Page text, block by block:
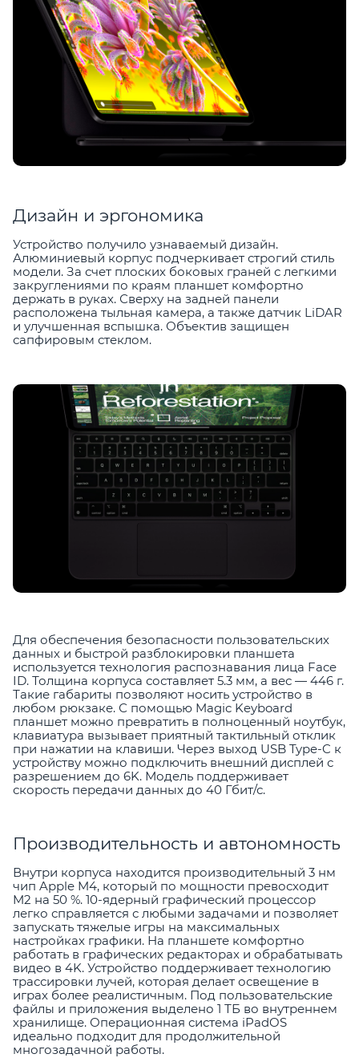
Дизайн и эргономика
Устройство получило узнаваемый дизайн.
Алюминиевый корпус подчеркивает строгий стиль
модели. За счет плоских боковых граней с легкими
закруглениями по краям планшет комфортно
держать в руках. Сверху на задней панели
расположена тыльная камера, а также датчик LiDAR
и улучшенная вспышка. Объектив защищен
сапфировым стеклом.
Для обеспечения безопасности пользовательских
данных и быстрой разблокировки планшета
используется технология распознавания лица Face
ID. Толщина корпуса составляет 5.3 мм, а вес — 446 г.
Такие габариты позволяют носить устройство в
любом рюкзаке. С помощью Magic Keyboard
планшет можно превратить в полноценный ноутбук,
клавиатура вызывает приятный тактильный отклик
при нажатии на клавиши. Через выход USB Type-C к
устройству можно подключить внешний дисплей с
разрешением до 6K. Модель поддерживает
скорость передачи данных до 40 Гбит/с.
Производительность и автономность
Внутри корпуса находится производительный 3 нм
чип Apple M4, который по мощности превосходит
M2 на 50 %. 10-ядерный графический процессор
легко справляется с любыми задачами и позволяет
запускать тяжелые игры на максимальных
настройках графики. На планшете комфортно
работать в графических редакторах и обрабатывать
видео в 4K. Устройство поддерживает технологию
трассировки лучей, которая делает освещение в
играх более реалистичным. Под пользовательские
файлы и приложения выделено 1 ТБ во внутреннем
хранилище. Операционная система iPadOS
идеально подходит для продолжительной
многозадачной работы.